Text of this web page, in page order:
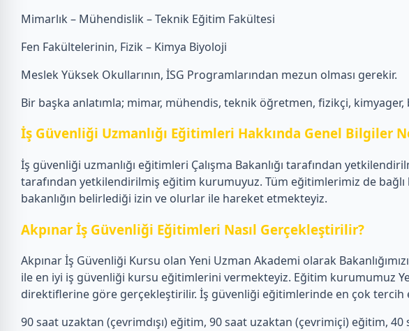
Mimarlık – Mühendislik – Teknik Eğitim Fakültesi
Fen Fakültelerinin, Fizik – Kimya Biyoloji
Meslek Yüksek Okullarının, İSG Programlarından mezun olması gerekir.
Bir başka anlatımla; mimar, mühendis, teknik öğretmen, fizikçi,
İş Güvenliği Uzmanlığı Eğitimleri Hakkında Genel Bilgiler
İş güvenliği uzmanlığı eğitimleri Çalışma Bakanlığı tarafından
tarafından yetkilendirilmiş eğitim kurumuyuz. Tüm eğitimlerimiz de
bakanlığın belirlediği izin ve olurlar ile hareket etmekteyiz.
Akpınar İş Güvenliği Eğitimleri Nasıl Gerçekleştirilir?
Akpınar İş Güvenliği Kursu olan Yeni Uzman Akademi olarak
ile en iyi iş güvenliği kursu eğitimlerini vermekteyiz. Eğitim kurumumuz
direktiflerine göre gerçekleştirilir. İş güvenliği eğitimlerinde en çok tercih
90 saat uzaktan (çevrimdışı) eğitim, 90 saat uzaktan (çevrimiçi) eğitim,